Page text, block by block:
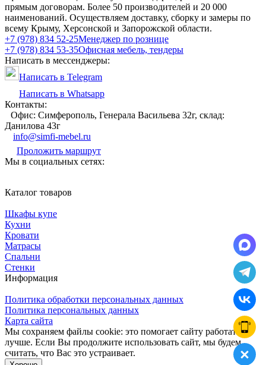
прямым договорам. Более 50 производителей и 20 000
наименований. Осуществляем доставку, сборку и замеры по
всему Крыму, Херсонской и Запорожской области.
+7 (978) 834 52-25Менеджер по рознице
+7 (978) 834 53-35Офисная мебель, тендеры
Написать в мессенджеры:
Написать в Telegram
Написать в Whatsapp
Контакты:
Офис: Симферополь, Генерала Васильева 32г, склад:
Данилова 43г
info@simfi-mebel.ru
Проложить маршрут
Мы в социальных сетях:
Каталог товаров
Шкафы купе
Кухни
Кровати
Матрасы
Cпальни
Стенки
Информация
Политика обработки персональных данных
Политика персональных данных
Карта сайта
Мы сохраняем файлы cookie: это помогает сайту работать
лучше. Если Вы продолжите использовать сайт, мы будем
считать, что Вас это устраивает.